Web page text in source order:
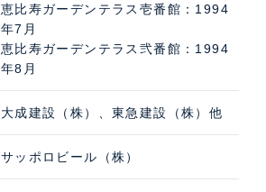
恵比寿ガーデンテラス壱番館：1994
年7月
恵比寿ガーデンテラス弐番館：1994
年8月
大成建設（株）、東急建設（株）他
サッポロビール（株）